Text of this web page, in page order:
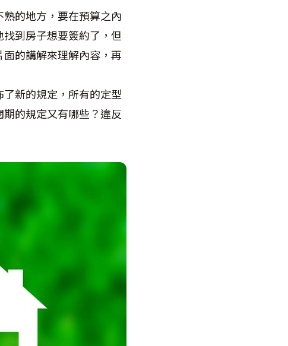
的地方，要在預算之內
到房子想要簽約了，但
的講解來理解內容，再
新的規定，所有的定型
的規定又有哪些？違反